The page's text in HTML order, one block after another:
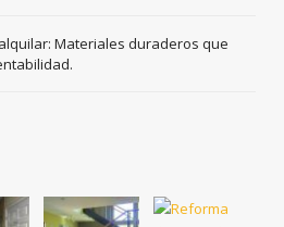
Materiales duraderos que